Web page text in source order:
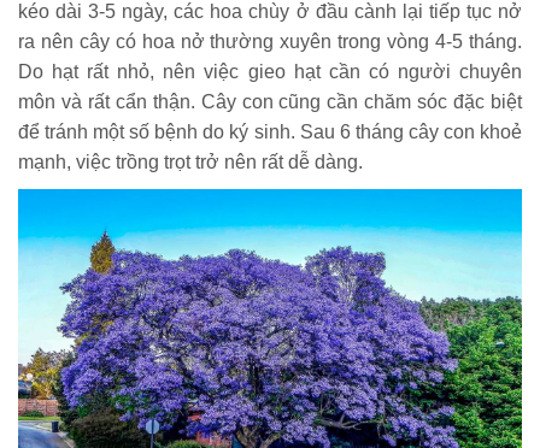
kéo dài 3-5 ngày, các hoa chùy ở đầu cành lại tiếp tục nở
ra nên cây có hoa nở thường xuyên trong vòng 4-5 tháng.
Do hạt rất nhỏ, nên việc gieo hạt cần có người chuyên
môn và rất cẩn thận. Cây con cũng cần chăm sóc đặc biệt
để tránh một số bệnh do ký sinh. Sau 6 tháng cây con khoẻ
mạnh, việc trồng trọt trở nên rất dễ dàng.